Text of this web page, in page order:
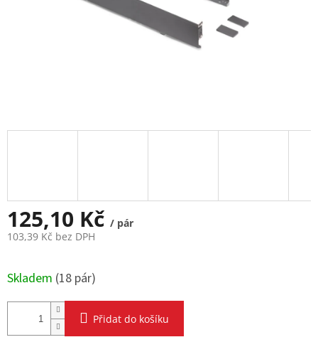
125,10 Kč / pár
103,39 Kč bez DPH
cena:
Skladem (18 pár)
Přidat do košíku